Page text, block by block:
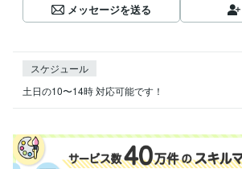
メッセージを送る
スケジュール
土日の10〜14時 対応可能です！